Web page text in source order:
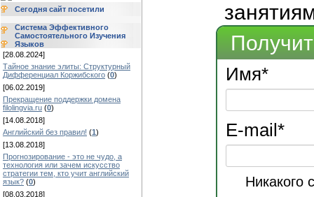
Сегодня сайт посетили
Система Эффективного
Самостоятельного Изучения
Языков
[28.08.2024]
Тайное знание элиты: Структурный
Дифференциал Коржибского (0)
[06.02.2019]
Прекращение поддержки домена
filolingvia.ru (0)
[14.08.2018]
Английский без правил! (1)
[13.08.2018]
Прогнозирование - это не чудо, а
технология или зачем искусство
стратегии тем, кто учит английский
язык? (0)
[08.03.2018]
Имя*
E-mail *
Никакого